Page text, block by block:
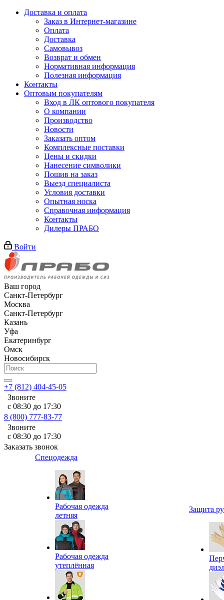
Доставка и оплата
Заказ в Интернет-магазине
Оплата
Доставка
Самовывоз
Возврат и обмен
Нормативная информация
Полезная информация
Контакты
Оптовым покупателям
Вход в ЛК оптового покупателя
О компании
Производство
Новости
Заказать оптом
Комплексные поставки
Цены и скидки
Нанесение символики
Пошив на заказ
Выезд специалиста
Условия доставки
Опытная носка
Справочная информация
Контакты
Дилеры ПРАБО
Войти
Ваш город
Санкт-Петербург
Москва
Санкт-Петербург
Казань
Уфа
Екатеринбург
Омск
Новосибирск
+7 (812) 404-45-05
Звоните
с 08:30 до 17:30
8 (800) 777-83-77
Звоните
с 08:30 до 17:30
Заказать звонок
Спецодежда
Рабочая одежда
летняя
Рабочая одежда
утеплённая
Защита